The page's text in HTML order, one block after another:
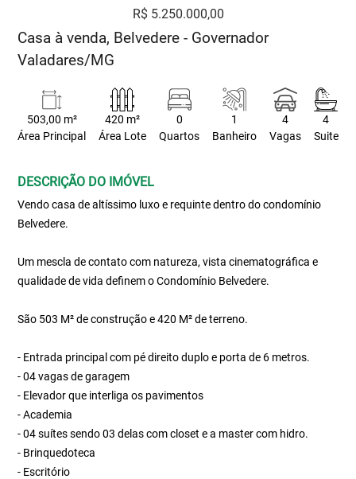
R$ 5.250.000,00
Casa à venda, Belvedere - Governador
Valadares/MG
503,00 m²
Área Principal
420 m²
Área Lote
0
Quartos
1
Banheiro
4
Vagas
4
Suite
DESCRIÇÃO DO IMÓVEL
Vendo casa de altíssimo luxo e requinte dentro do condomínio
Belvedere.
Um mescla de contato com natureza, vista cinematográfica e
qualidade de vida definem o Condomínio Belvedere.
São 503 M² de construção e 420 M² de terreno.
- Entrada principal com pé direito duplo e porta de 6 metros.
- 04 vagas de garagem
- Elevador que interliga os pavimentos
- Academia
- 04 suítes sendo 03 delas com closet e a master com hidro.
- Brinquedoteca
- Escritório